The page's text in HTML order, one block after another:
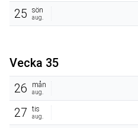
25 sön
aug.
Vecka 35
26
mån
aug.
27 tis
aug.